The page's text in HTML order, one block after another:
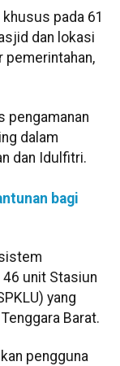
pada 61
dan lokasi
pemerintahan,
pengamanan
dalam
dan Idulfitri.
bagi
46 unit Stasiun
yang
Barat.
pengguna